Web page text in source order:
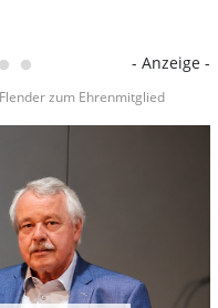
- Anzeige -
zum Ehrenmitglied